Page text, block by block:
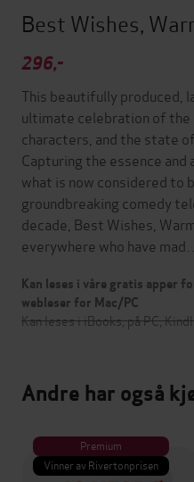
Best Wishes,
296,-
This beautifully produced,
ultimate celebration of the
characters, and the state
Capturing the essence
what is now considered to
groundbreaking comedy
decade, Best Wishes,
everywhere who have mad…
Kan leses i våre gratis apper
webleser for Mac/PC
Kan leses i iBooks, på PC,
Andre har også
Premium
Vinner av Rivertonprisen